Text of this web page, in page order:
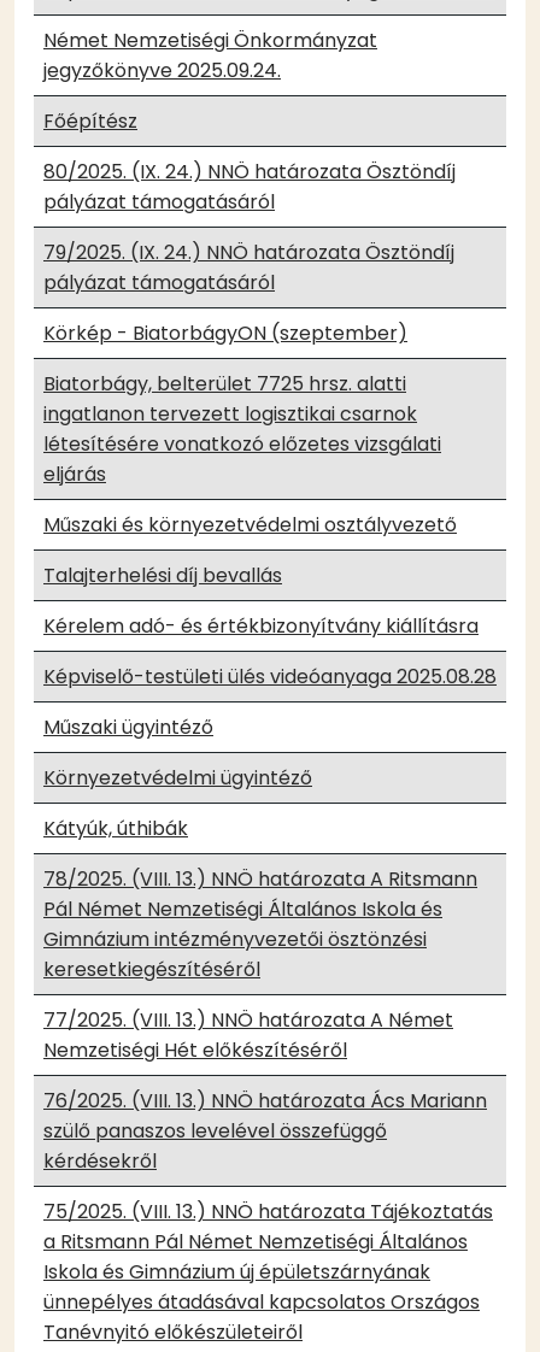
Német Nemzetiségi Önkormányzat
jegyzőkönyve 2025.09.24.
Főépítész
80/2025. (IX. 24.) NNÖ határozata Ösztöndíj
pályázat támogatásáról
79/2025. (IX. 24.) NNÖ határozata Ösztöndíj
pályázat támogatásáról
Körkép - BiatorbágyON (szeptember)
Biatorbágy, belterület 7725 hrsz. alatti
ingatlanon tervezett logisztikai csarnok
létesítésére vonatkozó előzetes vizsgálati
eljárás
Műszaki és környezetvédelmi osztályvezető
Talajterhelési díj bevallás
Kérelem adó- és értékbizonyítvány kiállításra
Képviselő-testületi ülés videóanyaga 2025.08.28
Műszaki ügyintéző
Környezetvédelmi ügyintéző
Kátyúk, úthibák
78/2025. (VIII. 13.) NNÖ határozata A Ritsmann
Pál Német Nemzetiségi Általános Iskola és
Gimnázium intézményvezetői ösztönzési
keresetkiegészítéséről
77/2025. (VIII. 13.) NNÖ határozata A Német
Nemzetiségi Hét előkészítéséről
76/2025. (VIII. 13.) NNÖ határozata Ács Mariann
szülő panaszos levelével összefüggő
kérdésekről
75/2025. (VIII. 13.) NNÖ határozata Tájékoztatás
a Ritsmann Pál Német Nemzetiségi Általános
Iskola és Gimnázium új épületszárnyának
ünnepélyes átadásával kapcsolatos Országos
Tanévnyitó előkészületeiről